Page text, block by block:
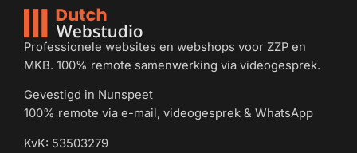
Professionele websites en webshops voor ZZP en
MKB. 100% remote samenwerking via videogesprek.
Gevestigd in Nunspeet
100% remote via e-mail, videogesprek & WhatsApp
KvK: 53503279